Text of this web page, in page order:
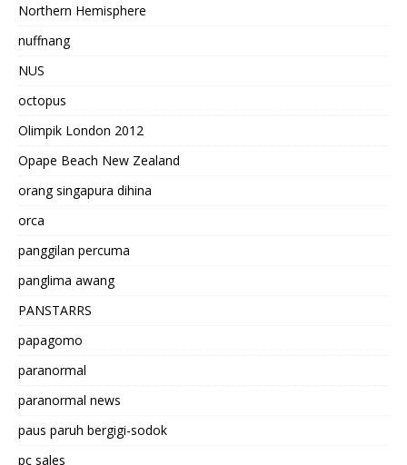
Northern Hemisphere
nuffnang
NUS
octopus
Olimpik London 2012
Opape Beach New Zealand
orang singapura dihina
orca
panggilan percuma
panglima awang
PANSTARRS
papagomo
paranormal
paranormal news
paus paruh bergigi-sodok
pc sales